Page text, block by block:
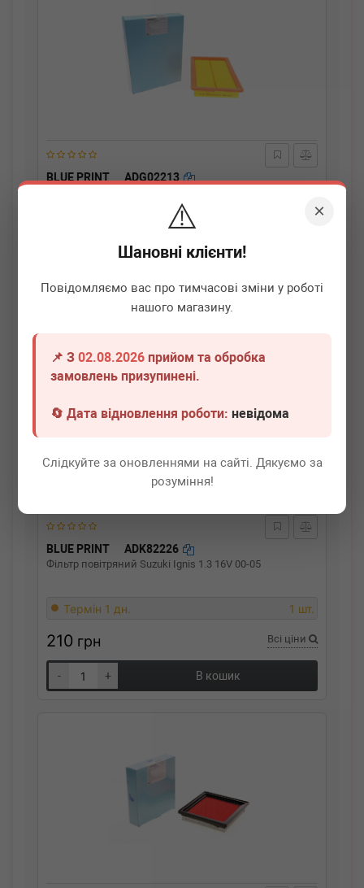
×
⚠️
Шановні клієнти!
Повідомляємо вас про тимчасові зміни у роботі
нашого магазину.
📌 З02.08.2026 прийом та обробка
замовлень призупинені.
🔄 Дата відновлення роботи:невідома
Слідкуйте за оновленнями на сайті. Дякуємо за
розуміння!
BLUE PRINT ADG02213
В кошик
BLUE PRINT ADK82226
Фільтр повітряний Suzuki Ignis 1.3 16V 00-05
Термін 1 дн. 1 шт.
210 грн Всі ціни
- + В кошик